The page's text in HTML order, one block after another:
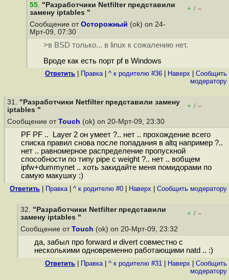
55. "Разработчики Netfilter представили
замену iptables "
+ / –
Сообщение от Осторожный (ok) on 24-
Мрт-09, 07:30
>в BSD только... в linux к сожалению нет.
Вроде как есть порт pf в Windows
Ответить Правка| ^ к родителю #36 Наверх
Cообщить
модератору
31. "Разработчики Netfilter представили замену
iptables "
+ / –
Сообщение от Touch (ok) on 20-Мрт-09, 23:30
PF PF .. Layer 2 он умеет ?.. нет .. прохождение всего
списка правил снова после попадания в altq например ?..
нет .. равномерное распределение пропускной
способности по типу pipe с weight ?.. нет .. вобщем
ipfw+dummynet .. хоть закидайте меня помидорами по
самую макушку :)
Ответить Правка| ^ к родителю #0 Наверх Cообщить модератору
32. "Разработчики Netfilter представили
замену iptables "
+ / –
Сообщение от Touch (ok) on 20-Мрт-09, 23:32
да, забыл про forward и divert совместно с
несколькими одновременно работающими natd .. :)
Ответить Правка| ^ к родителю #31 Наверх
Cообщить
модератору